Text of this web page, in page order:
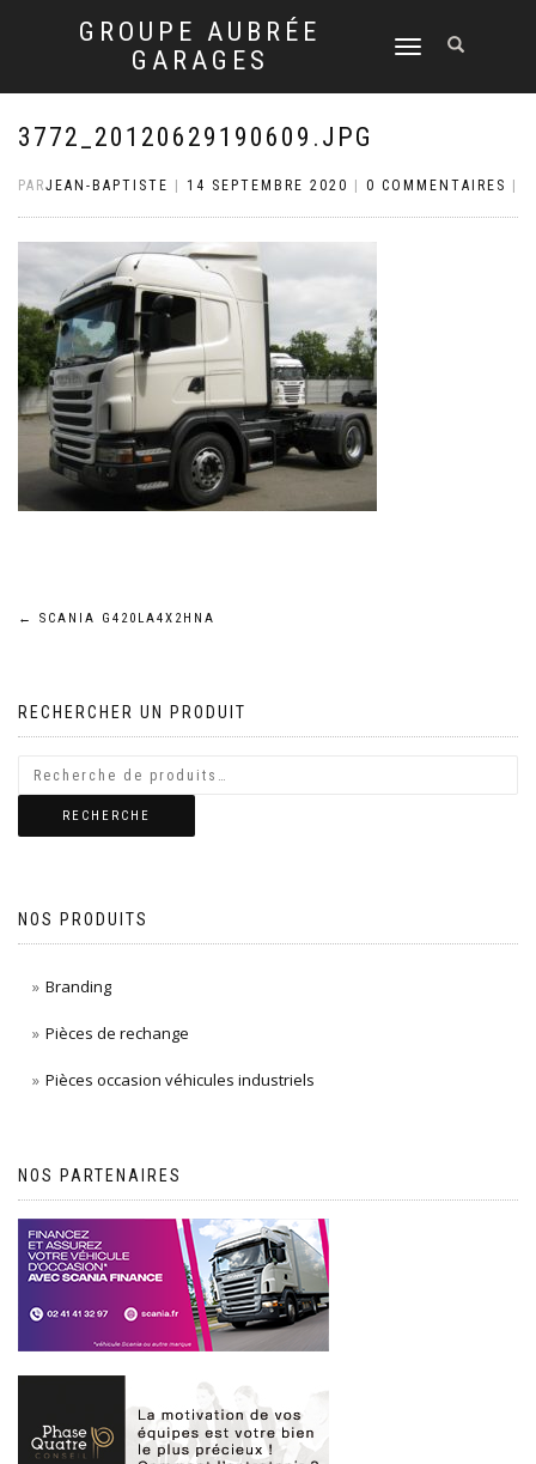
GROUPE AUBRÉE
GARAGES
DÉPLIER
NAVIGATION
3772_20120629190609.JPG
PARJEAN-BAPTISTE 14 SEPTEMBRE 2020 0 COMMENTAIRES
Navigation
l’article
← SCANIA G420LA4X2HNA
RECHERCHER UN PRODUIT
RECHERCHE
NOS PRODUITS
Branding
Pièces de rechange
Pièces occasion véhicules industriels
NOS PARTENAIRES